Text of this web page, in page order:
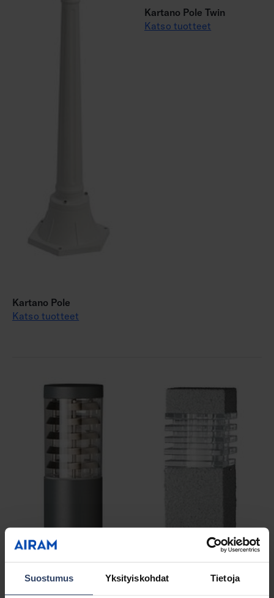
Suostumus Yksityiskohdat Tietoja
Kartano Pole
Katso tuotteet
Kartano Pole Twin
Katso tuotteet